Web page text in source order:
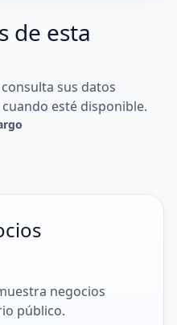
de esta
sus datos
esté disponible.
negocios
público.